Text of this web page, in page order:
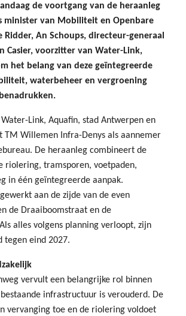
de voortgang van de heraanleg
minister van Mobiliteit en Openbare
Ridder, An Schoups, directeur-generaal
Casier, voorzitter van Water-Link,
het belang van deze geïntegreerde
waterbeheer en vergroening
Link, Aquafin, stad Antwerpen en
TM Willemen Infra-Denys als aannemer
De heraanleg combineert de
riolering, tramsporen, voetpaden,
in één geïntegreerde aanpak.
aan de zijde van de even
de Draaiboomstraat en de
alles volgens planning verloopt, zijn
tegen eind 2027.
vervult een belangrijke rol binnen
infrastructuur is verouderd. De
vervanging toe en de riolering voldoet